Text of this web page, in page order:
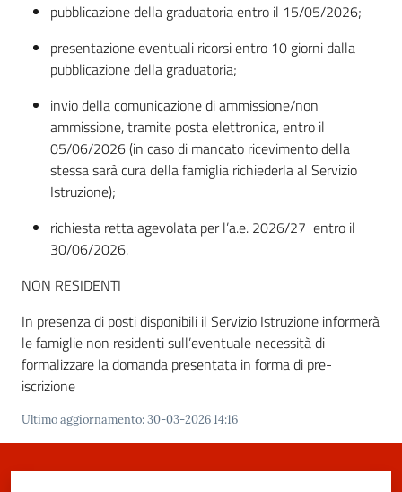
gli
argomenti...
Seguici
su
pubblicazione della graduatoria entro il 15/05/2026;
presentazione eventuali ricorsi entro 10 giorni dalla
pubblicazione della graduatoria;
invio della comunicazione di ammissione/non
ammissione, tramite posta elettronica, entro il
05/06/2026 (in caso di mancato ricevimento della
stessa sarà cura della famiglia richiederla al Servizio
Istruzione);
richiesta retta agevolata per l’a.e. 2026/27 entro il
30/06/2026.
NON RESIDENTI
In presenza di posti disponibili il Servizio Istruzione informerà
le famiglie non residenti sull’eventuale necessità di
formalizzare la domanda presentata in forma di pre-
iscrizione
Ultimo aggiornamento:30-03-2026 14:16